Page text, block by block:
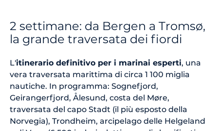
2 settimane: da Bergen a Tromsø,
la grande traversata dei fiordi
L'itinerario definitivo per i marinai esperti, una
vera traversata marittima di circa 1 100 miglia
nautiche. In programma: Sognefjord,
Geirangerfjord, Ålesund, costa del Møre,
traversata del capo Stadt (il più esposto della
Norvegia), Trondheim, arcipelago delle Helgeland